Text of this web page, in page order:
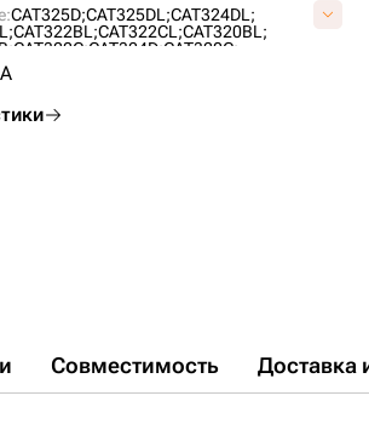
CAT325D;CAT325DL;CAT324DL;
CAT322BL;CAT322CL;CAT320BL;
CAT322C;CAT324D;CAT320C;
Совместимость Доставка